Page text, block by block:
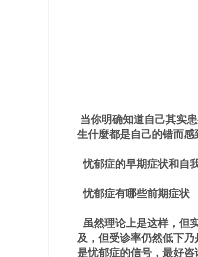
当你明确知道自己其实
生什麼都是自己的错而感
忧郁症的早期症状和自
忧郁症有哪些前期症状
虽然理论上是这样，但
及，但受诊率仍然低下
是忧郁症的信号，最好咨